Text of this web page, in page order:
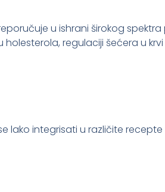
u ishrani širokog spektra
holesterola, regulaciji šećera u
lako integrisati u različite recepte